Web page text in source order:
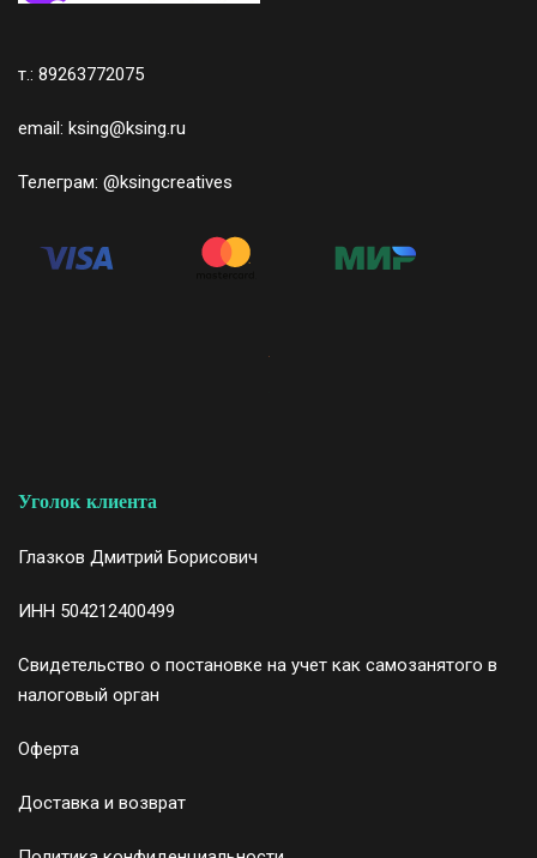
т.: 89263772075
email: ksing@ksing.ru
Телеграм: @ksingcreatives
Уголок клиента
Глазков Дмитрий Борисович
ИНН 504212400499
Свидетельство о постановке на учет как самозанятого в
налоговый орган
Оферта
Доставка и возврат